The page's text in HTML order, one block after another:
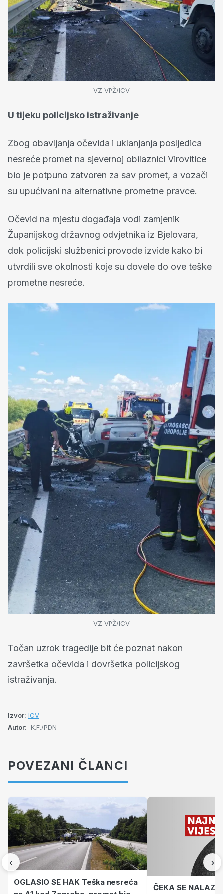
VZ VPŽ/ICV
U tijeku policijsko istraživanje
Zbog obavljanja očevida i uklanjanja posljedica
nesreće promet na sjevernoj obilaznici Virovitice
bio je potpuno zatvoren za sav promet, a vozači
su upućivani na alternativne prometne pravce.
Očevid na mjestu događaja vodi zamjenik
Županijskog državnog odvjetnika iz Bjelovara,
dok policijski službenici provode izvide kako bi
utvrdili sve okolnosti koje su dovele do ove teške
prometne nesreće.
VZ VPŽ/ICV
Točan uzrok tragedije bit će poznat nakon
završetka očevida i dovršetka policijskog
istraživanja.
Izvor: ICV
Autor: K.F./PDN
POVEZANI ČLANCI
‹
OGLASIO SE HAK Teška nesreća
ČEKA SE NALAZ
›